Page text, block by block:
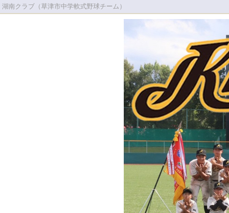
湖南クラブ（草津市中学軟式野球チーム）